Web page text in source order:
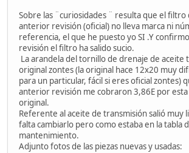
Sobre las ¨curiosidades ¨ resulta que el filtro
anterior revisión (oficial) no lleva marca ni
referencia, el que he puesto yo SI .Y
revisión el filtro ha salido sucio.
La arandela del tornillo de drenaje de aceite
original zontes (la original hace 12x20 muy
para un particular, fácil si eres oficial zontes)
anterior revisión me cobraron 3,86E por
original.
Referente al aceite de transmisión salió muy
falta cambiarlo pero como estaba en la tabla
mantenimiento.
Adjunto fotos de las piezas nuevas y usadas: